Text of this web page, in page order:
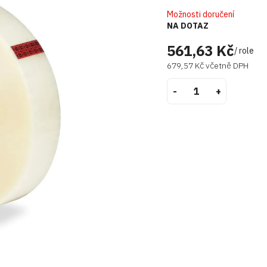
561,63 Kč/ role
679,57 Kč včetně DPH
NA DOTAZ
Možnosti doručení